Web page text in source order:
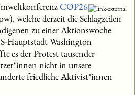
COP26
welche derzeit die Schlagzeilen
zu einer Aktionswoche
Hauptstadt Washington
es der Protest tausender
nicht in unsere
friedliche Aktivist*innen